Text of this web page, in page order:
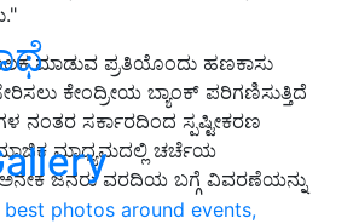
photos around events,
ಮಾಡುವ ಪ್ರತಿಯೊಂದು ಹಣಕಾಸು
ಕೇಂದ್ರೀಯ ಬ್ಯಾಂಕ್ ಪರಿಗಣಿಸುತ್ತಿದೆ
ನಂತರ ಸರ್ಕಾರದಿಂದ ಸ್ಪಷ್ಟೀಕರಣ
ಮಾಧ್ಯಮದಲ್ಲಿ ಚರ್ಚೆಯ
ಜನರು ವರದಿಯ ಬಗ್ಗೆ ವಿವರಣೆಯನ್ನು